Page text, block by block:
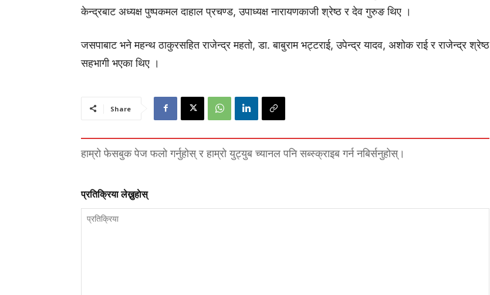
केन्द्रबाट अध्यक्ष पुष्पकमल दाहाल प्रचण्ड, उपाध्यक्ष नारायणकाजी श्रेष्ठ र देव गुरुङ थिए ।
जसपाबाट भने महन्थ ठाकुरसहित राजेन्द्र महतो, डा. बाबुराम भट्टराई, उपेन्द्र यादव, अशोक राई र राजेन्द्र श्रेष्ठ
सहभागी भएका थिए ।
Share
हाम्रो फेसबुक पेज फलो गर्नुहोस् र हाम्रो युट्युब च्यानल पनि सब्स्क्राइब गर्न नबिर्सनुहोस्।
प्रतिक्रिया लेख्नुहाेस्